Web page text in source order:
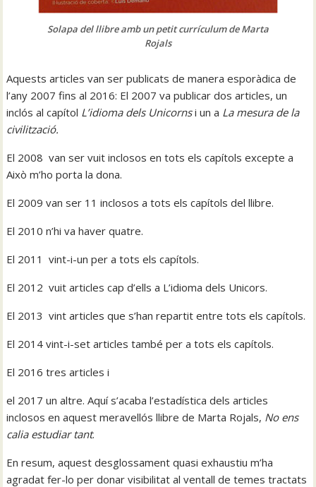
Solapa del llibre amb un petit currículum de Marta
Rojals
Aquests articles van ser publicats de manera esporàdica de
l’any 2007 fins al 2016: El 2007 va publicar dos articles, un
inclós al capítol L’idioma dels Unicornsi un a La mesura de la
civilització.
El 2008 van ser vuit inclosos en tots els capítols excepte a
Això m’ho porta la dona.
El 2009 van ser 11 inclosos a tots els capítols del llibre.
El 2010 n’hi va haver quatre.
El 2011 vint-i-un per a tots els capítols.
El 2012 vuit articles cap d’ells a L’idioma dels Unicors.
El 2013 vint articles que s’han repartit entre tots els capítols.
El 2014 vint-i-set articles també per a tots els capítols.
El 2016 tres articles i
el 2017 un altre. Aquí s’acaba l’estadística dels articles
inclosos en aquest meravellós llibre de Marta Rojals, No ens
calia estudiar tant.
En resum, aquest desglossament quasi exhaustiu m’ha
agradat fer-lo per donar visibilitat al ventall de temes tractats